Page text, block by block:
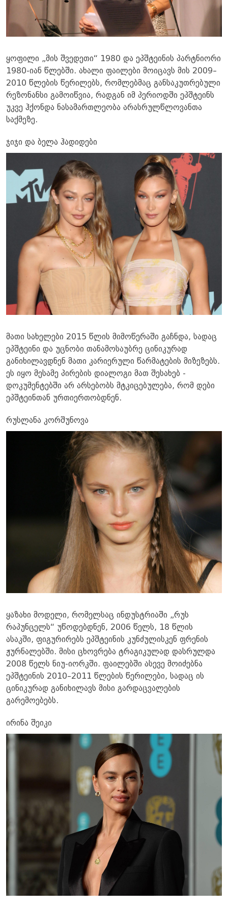
ყოფილი „მის შვედეთი“ 1980 და ეპშტეინის პარტნიორი
1980-იან წლებში. ახალი ფაილები მოიცავს მის 2009–
2010 წლების წერილებს, რომლებმაც განსაკუთრებული
რეზონანსი გამოიწვია, რადგან იმ პერიოდში ეპშტეინს
უკვე ჰქონდა ნასამართლეობა არასრულწლოვანთა
საქმეზე.
ჯიჯი და ბელა ჰადიდები
მათი სახელები 2015 წლის მიმოწერაში გაჩნდა, სადაც
ეპშტეინი და უცნობი თანამოსაუბრე ცინიკურად
განიხილავდნენ მათი კარიერული წარმატების მიზეზებს.
ეს იყო მესამე პირების დიალოგი მათ შესახებ -
დოკუმენტებში არ არსებობს მტკიცებულება, რომ დები
ეპშტეინთან ურთიერთობდნენ.
რუსლანა კორშუნოვა
ყაზახი მოდელი, რომელსაც ინდუსტრიაში „რუს
რაპუნცელს“ უწოდებდნენ, 2006 წელს, 18 წლის
ასაკში, ფიგურირებს ეპშტეინის კუნძულისკენ ფრენის
ჟურნალებში. მისი ცხოვრება ტრაგიკულად დასრულდა
2008 წელს ნიუ-იორკში. ფაილებში ასევე მოიძებნა
ეპშტეინის 2010–2011 წლების წერილები, სადაც ის
ცინიკურად განიხილავს მისი გარდაცვალების
გარემოებებს.
ირინა შეიკი